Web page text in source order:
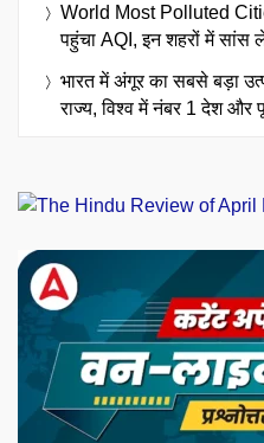
World Most Polluted
पहुंचा AQI, इन शहरों में सांस
भारत में अंगूर का सबसे बड़ा
राज्य, विश्व में नंबर 1 देश और